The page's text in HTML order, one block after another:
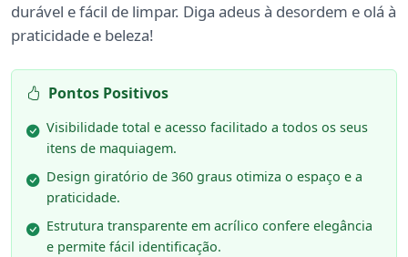
durável e fácil de limpar. Diga adeus à desordem e olá à
praticidade e beleza!
Pontos Positivos
Visibilidade total e acesso facilitado a todos os seus
itens de maquiagem.
Design giratório de 360 graus otimiza o espaço e a
praticidade.
Estrutura transparente em acrílico confere elegância
e permite fácil identificação.